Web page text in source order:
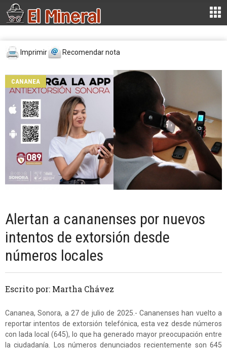
Imprimir Recomendar nota
CANANEA
Alertan a cananenses por nuevos
intentos de extorsión desde
números locales
Escrito por: Martha Chávez
Cananea, Sonora, a 27 de julio de 2025.- Cananenses han vuelto a
reportar intentos de extorsión telefónica, esta vez desde números
con lada local (645), lo que ha generado mayor preocupación entre
la ciudadanía. Los números denunciados recientemente son 645